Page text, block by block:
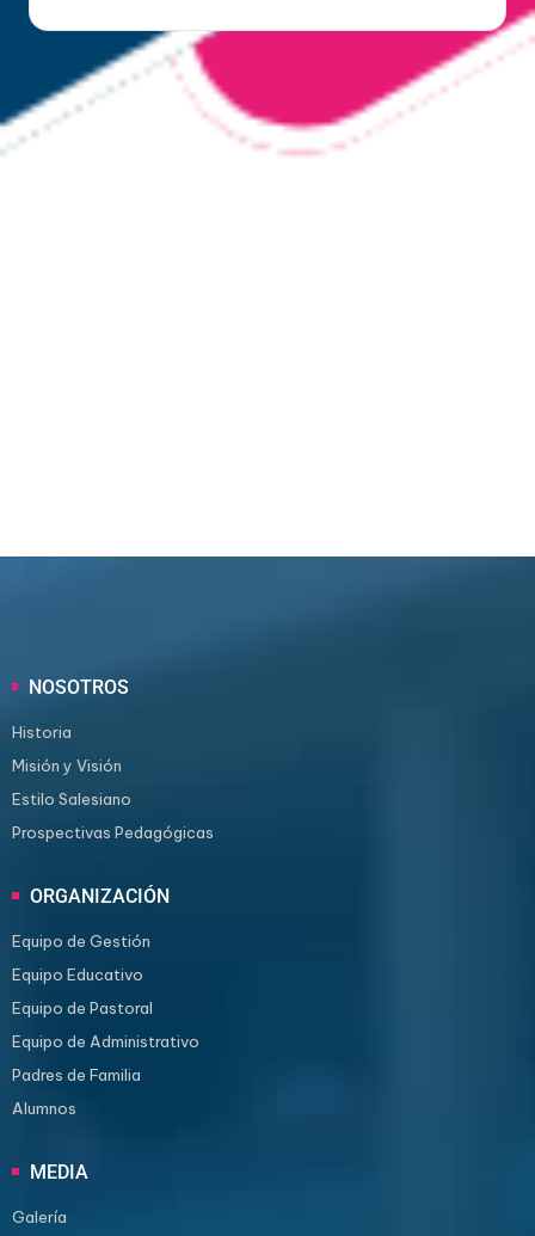
NOSOTROS
Historia
Misión y Visión
Estilo Salesiano
Prospectivas Pedagógicas
ORGANIZACIÓN
Equipo de Gestión
Equipo Educativo
Equipo de Pastoral
Equipo de Administrativo
Padres de Familia
Alumnos
MEDIA
Galería